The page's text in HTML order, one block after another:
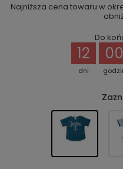
Najniższa cena towaru w
Do
dni
12 00